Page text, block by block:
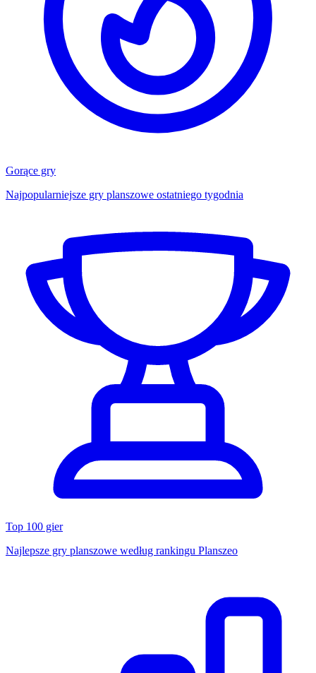
Gorące gry
Najpopularniejsze gry planszowe ostatniego tygodnia
Top 100 gier
Najlepsze gry planszowe według rankingu Planszeo